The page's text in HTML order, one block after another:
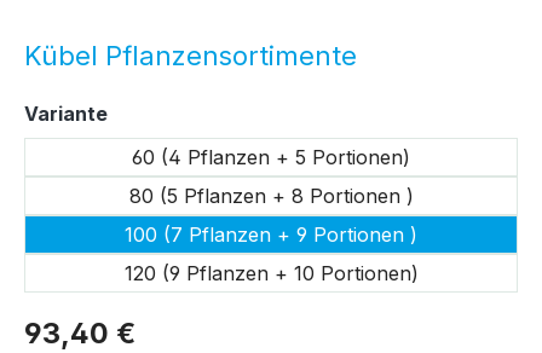
Kübel Pflanzensortimente
93,40 €
Varianteauswählen
60 (4 Pflanzen + 5 Portionen)
80 (5 Pflanzen + 8 Portionen )
100 (7 Pflanzen + 9 Portionen )
120 (9 Pflanzen + 10 Portionen)